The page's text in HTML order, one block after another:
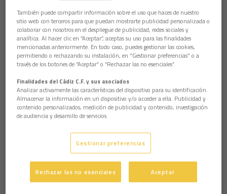
Salvi: "Estoy feliz por volver a los terrenos de
juego"
También puede compartir información sobre el uso que haces de nuestro
sitio web con terceros para que puedan mostrarte publicidad personalizada o
colaborar con nosotros en el despliegue de publicidad, redes sociales y
analítica. Al hacer clic en “Aceptar”, aceptas su uso para las finalidades
mencionadas anteriormente. En todo caso, puedes gestionar las cookies,
permitiendo o rechazando su instalación, en "Gestionar preferencias" o a
través de los botones de “Aceptar” o “Rechazar las no esenciales”.
Finalidades del Cádiz C.F. y sus asociados
Analizar activamente las características del dispositivo para su identificación.
Almacenar la información en un dispositivo y/o acceder a ella. Publicidad y
contenido personalizados, medición de publicidad y contenido, investigación
de audiencia y desarrollo de servicios.
Gestionar preferencias
Rechazar las no esenciales Aceptar